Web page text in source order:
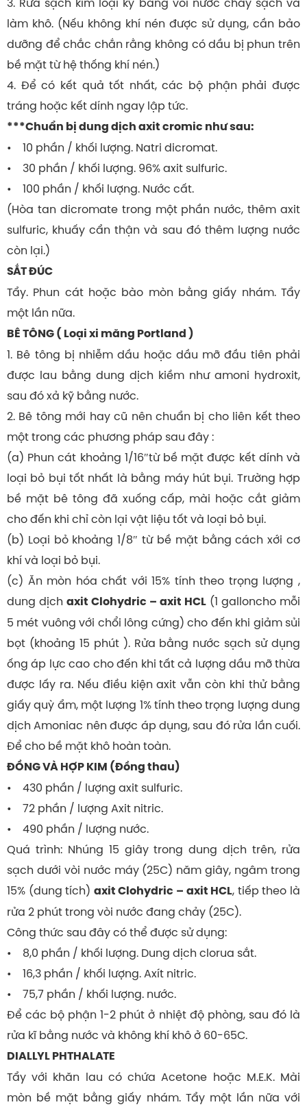
3. Rửa sạch kim loại kỹ bằng vòi nước chảy sạch và
làm khô. (Nếu không khí nén được sử dụng, cần bảo
dưỡng để chắc chắn rằng không có dầu bị phun trên
bề mặt từ hệ thống khí nén.)
4. Để có kết quả tốt nhất, các bộ phận phải được
tráng hoặc kết dính ngay lập tức.
***Chuẩn bị dung dịch axit cromic như sau:
• 10 phần / khối lượng. Natri dicromat.
• 30 phần / khối lượng. 96% axit sulfuric.
• 100 phần / khối lượng. Nước cất.
(Hòa tan dicromate trong một phần nước, thêm axit
sulfuric, khuấy cẩn thận và sau đó thêm lượng nước
còn lại.)
SẮT ĐÚC
Tẩy. Phun cát hoặc bào mòn bằng giấy nhám. Tẩy
một lần nữa.
BÊ TÔNG ( Loại xi măng Portland )
1. Bê tông bị nhiễm dầu hoặc dầu mỡ đầu tiên phải
được lau bằng dung dịch kiềm như amoni hydroxit,
sau đó xả kỹ bằng nước.
2. Bê tông mới hay cũ nên chuẩn bị cho liên kết theo
một trong các phương pháp sau đây :
(a) Phun cát khoảng 1/16″từ bề mặt được kết dính và
loại bỏ bụi tốt nhất là bằng máy hút bụi. Trường hợp
bề mặt bê tông đã xuống cấp, mài hoặc cắt giảm
cho đến khi chỉ còn lại vật liệu tốt và loại bỏ bụi.
(b) Loại bỏ khoảng 1/8″ từ bề mặt bằng cách xới cơ
khí và loại bỏ bụi.
(c) Ăn mòn hóa chất với 15% tính theo trọng lượng ,
dung dịch axit Clohydric – axit HCL (1 galloncho mỗi
5 mét vuông với chổi lông cứng) cho đến khi giảm sủi
bọt (khoảng 15 phút ). Rửa bằng nước sạch sử dụng
ống áp lực cao cho đến khi tất cả lượng dầu mỡ thừa
được lấy ra. Nếu điều kiện axit vẫn còn khi thử bằng
giấy quỳ ẩm, một lượng 1% tính theo trọng lượng dung
dịch Amoniac nên được áp dụng, sau đó rửa lần cuối.
Để cho bề mặt khô hoàn toàn.
ĐỒNG VÀ HỢP KIM (Đồng thau)
• 430 phần / lượng axit sulfuric.
• 72 phần / lượng Axit nitric.
• 490 phần / lượng nước.
Quá trình: Nhúng 15 giây trong dung dịch trên, rửa
sạch dưới vòi nước máy (25C) năm giây, ngâm trong
15% (dung tích) axit Clohydric – axit HCL, tiếp theo là
rửa 2 phút trong vòi nước đang chảy (25C).
Công thức sau đây có thể được sử dụng:
• 8,0 phần / khối lượng. Dung dịch clorua sắt.
• 16,3 phần / khối lượng. Axít nitric.
• 75,7 phần / khối lượng. nước.
Để các bộ phận 1-2 phút ở nhiệt độ phòng, sau đó là
rửa kĩ bằng nước và không khí khô ở 60-65C.
DIALLYL PHTHALATE
Tẩy với khăn lau có chứa Acetone hoặc M.E.K. Mài
mòn bề mặt bằng giấy nhám. Tẩy một lần nữa với